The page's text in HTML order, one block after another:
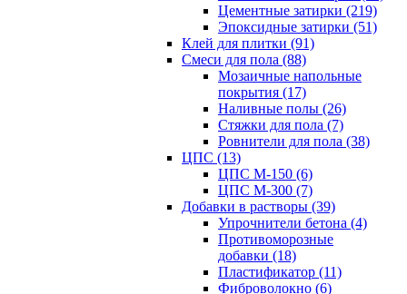
Цементные затирки (219)
Эпоксидные затирки (51)
Клей для плитки (91)
Смеси для пола (88)
Мозаичные напольные
покрытия (17)
Наливные полы (26)
Стяжки для пола (7)
Ровнители для пола (38)
ЦПС (13)
ЦПС М-150 (6)
ЦПС М-300 (7)
Добавки в растворы (39)
Упрочнители бетона (4)
Противоморозные
добавки (18)
Пластификатор (11)
Фиброволокно (6)